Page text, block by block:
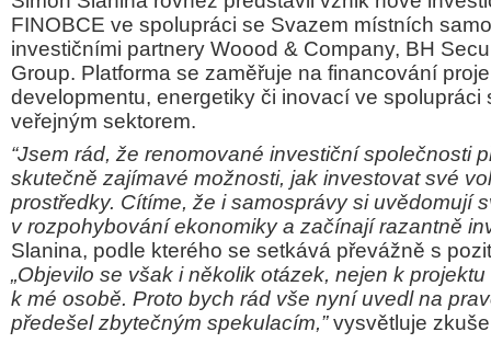
FINOBCE ve spolupráci se Svazem místních
investičními partnery Woood & Company, BH
Group. Platforma se zaměřuje na financování
developmentu, energetiky či inovací ve spolupráci
veřejným sektorem.
“Jsem rád, že renomované investiční společnosti
skutečně zajímavé možnosti, jak investovat své
prostředky. Cítíme, že i samosprávy si uvědomují
v rozpohybování ekonomiky a začínají razantně
Slanina, podle kterého se setkává převážně s
„Objevilo se však i několik otázek, nejen k
k mé osobě. Proto bych rád vše nyní uvedl na
předešel zbytečným spekulacím,”vysvětluje